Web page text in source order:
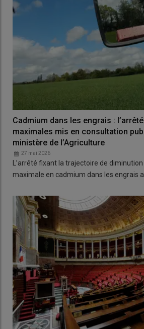
Cadmium dans les engrais :
maximales mis en consultation
ministère de l’Agriculture
27 mai 2026
L’arrêté fixant la trajectoire de
maximale en cadmium dans les engrais